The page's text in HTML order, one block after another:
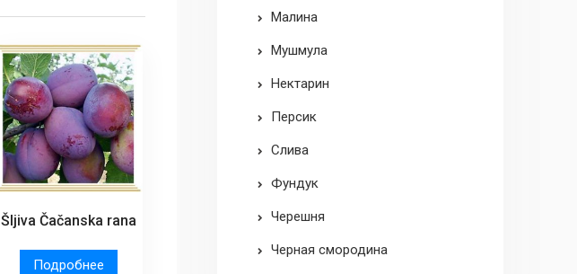
Šljiva Čačanska rana
Подробнее
Малина
Мушмула
Нектарин
Персик
Слива
Фундук
Черешня
Черная смородина